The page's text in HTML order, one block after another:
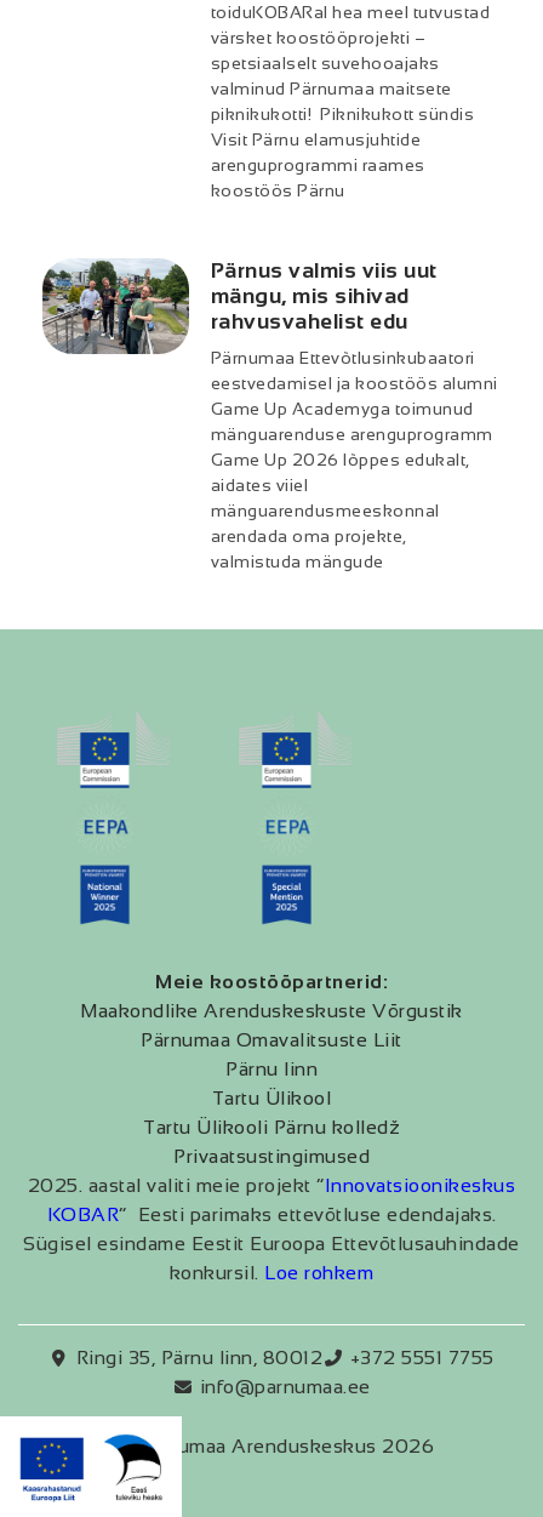
toiduKOBARal hea meel tutvustad
värsket koostööprojekti –
spetsiaalselt suvehooajaks
valminud Pärnumaa maitsete
piknikukotti! Piknikukott sündis
Visit Pärnu elamusjuhtide
arenguprogrammi raames
koostöös Pärnu
Pärnus valmis viis uut
mängu, mis sihivad
rahvusvahelist edu
Pärnumaa Ettevõtlusinkubaatori
eestvedamisel ja koostöös alumni
Game Up Academyga toimunud
mänguarenduse arenguprogramm
Game Up 2026 lõppes edukalt,
aidates viiel
mänguarendusmeeskonnal
arendada oma projekte,
valmistuda mängude
Meie koostööpartnerid:
Maakondlike Arenduskeskuste Võrgustik
Pärnumaa Omavalitsuste Liit
Pärnu linn
Tartu Ülikool
Tartu Ülikooli Pärnu kolledž
Privaatsustingimused
2025. aastal valiti meie projekt “Innovatsioonikeskus
KOBAR” Eesti parimaks ettevõtluse edendajaks.
Sügisel esindame Eestit Euroopa Ettevõtlusauhindade
konkursil. Loe rohkem
Ringi 35, Pärnu linn, 80012
+372 5551 7755
info@parnumaa.ee
Pärnumaa Arenduskeskus 2026